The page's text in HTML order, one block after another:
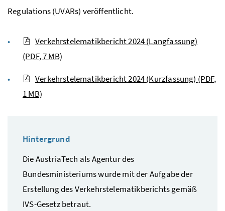
Regulations(UVARs) veröffentlicht.
Verkehrstelematikbericht 2024 (Langfassung)
(PDF, 7 MB)
Verkehrstelematikbericht 2024 (Kurzfassung) (PDF,
1 MB)
Hintergrund
DieAustriaTech als Agentur des
Bundesministeriums wurde mit der Aufgabe der
Erstellung des Verkehrstelematikberichts gemäß
IVS-Gesetz betraut.